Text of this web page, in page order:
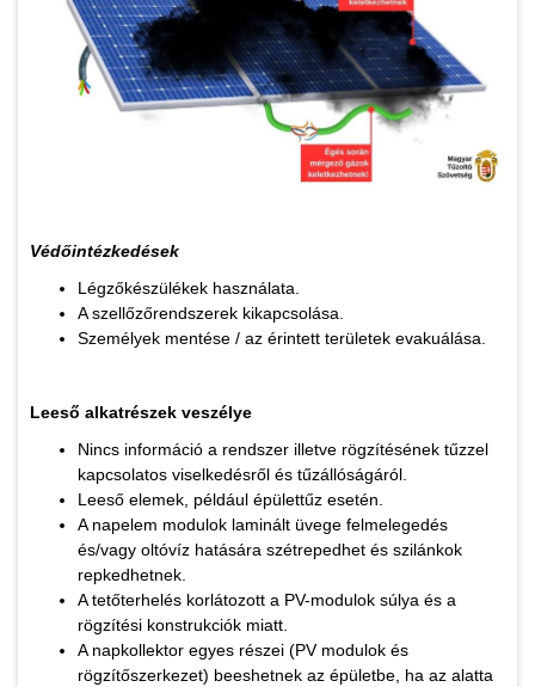
Védőintézkedések
Légzőkészülékek használata.
A szellőzőrendszerek kikapcsolása.
Személyek mentése / az érintett területek evakuálása.
Leeső alkatrészek veszélye
Nincs információ a rendszer illetve rögzítésének tűzzel
kapcsolatos viselkedésről és tűzállóságáról.
Leeső elemek, például épülettűz esetén.
A napelem modulok laminált üvege felmelegedés
és/vagy oltóvíz hatására szétrepedhet és szilánkok
repkedhetnek.
A tetőterhelés korlátozott a PV-modulok súlya és a
rögzítési konstrukciók miatt.
A napkollektor egyes részei (PV modulok és
rögzítőszerkezet) beeshetnek az épületbe, ha az alatta